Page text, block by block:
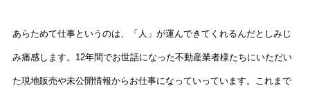
あらためて仕事というのは、「人」が運んできてくれるんだとしみじ
み痛感します。12年間でお世話になった不動産業者様たちにいただい
た現地販売や未公開情報からお仕事になっていっています。これまで